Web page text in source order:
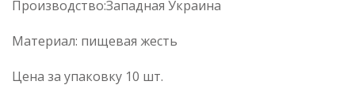
Производство:Западная Украина
Материал: пищевая жесть
Цена за упаковку 10 шт.